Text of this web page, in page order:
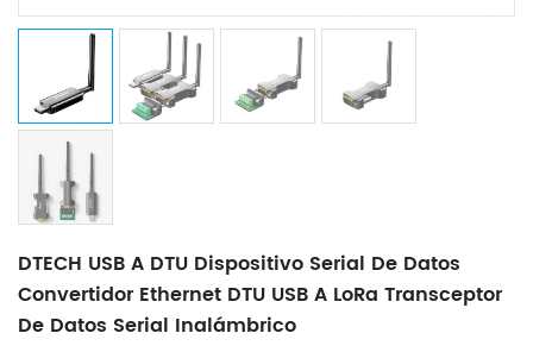
DTECH USB A DTU Dispositivo Serial De Datos
Convertidor Ethernet DTU USB A LoRa Transceptor
De Datos Serial Inalámbrico